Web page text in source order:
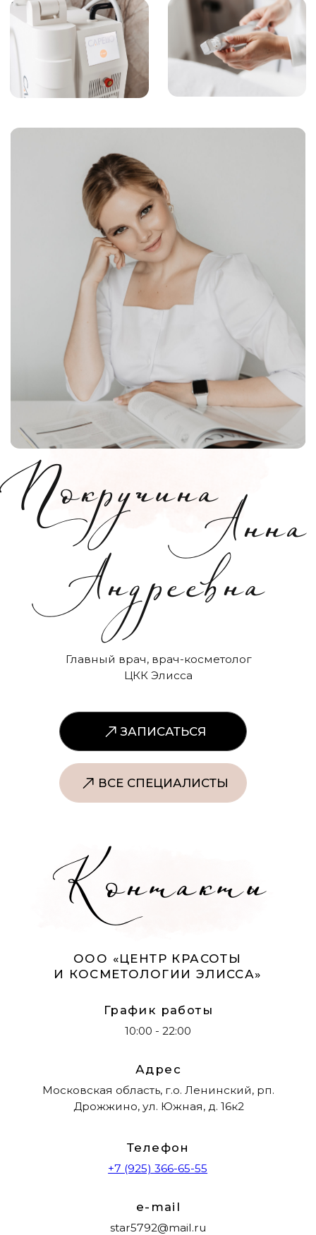
Чтобы записаться на приём или
получить подробную консультацию
позвоните нам по номеру:
для записи к конкретному специалисту:
или напишите в удобный
мессенджер:
+7 (925) 366-65-55
ИМЕЮТСЯ ПРОТИВОПОКАЗАНИЯ,
18+
характер и не являются публичной офертой
Наименование организации:
ООО «ЦКК Элисса»
ОГРН/ОГРНИП: 1245000119407
ИНН: 50003166099
Политика конфиденциальности
Контакты органов исполнительной
власти в сфере охраны здоровья
Перечень услуг ООО ЦКК ЭЛИССА
Организационные документы
О центре
Специалисты
Новости и акции
Цены
Косметология